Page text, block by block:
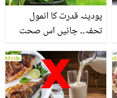
پودینہ قدرت کا انمول
تحفہ۔۔ جانیں اس صحت
انگیز طبی فوائد